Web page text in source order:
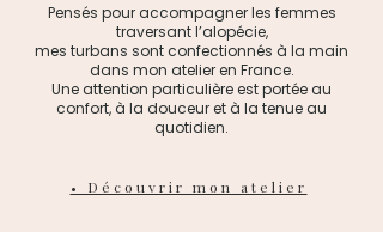
Pensés pour accompagner les femmes
traversant l’alopécie,
mes turbans sont confectionnés à la main
dans mon atelier en France.
Une attention particulière est portée au
confort, à la douceur et à la tenue au
quotidien.
• Découvrir mon atelier